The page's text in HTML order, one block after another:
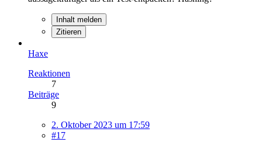
Inhalt melden
Zitieren
Haxe
Reaktionen
7
Beiträge
9
2. Oktober 2023 um 17:59
#17